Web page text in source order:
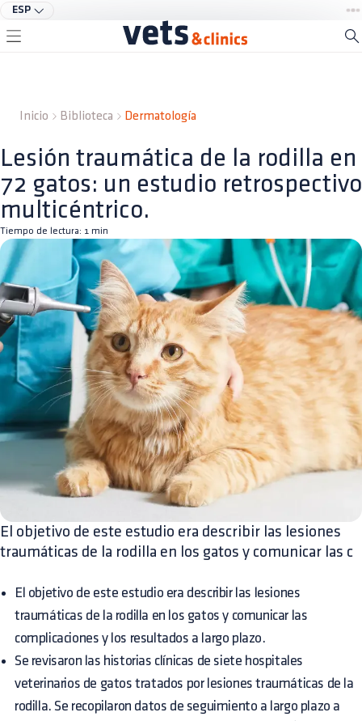
ESP
Inicio Biblioteca Dermatología
Lesión traumática de la rodilla en
72 gatos: un estudio retrospectivo
multicéntrico.
Tiempo de lectura: 1 min
El objetivo de este estudio era describir las lesiones
traumáticas de la rodilla en los gatos y comunicar las c
El objetivo de este estudio era describir las lesiones
traumáticas de la rodilla en los gatos y comunicar las
complicaciones y los resultados a largo plazo.
Se revisaron las historias clínicas de siete hospitales
veterinarios de gatos tratados por lesiones traumáticas de la
rodilla. Se recopilaron datos de seguimiento a largo plazo a